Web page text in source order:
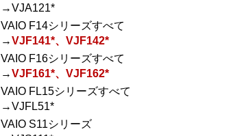
→VJA121*
VAIO F14シリーズすべて
→VJF141*、VJF142*
VAIO F16シリーズすべて
→VJF161*、VJF162*
VAIO FL15シリーズすべて
→VJFL51*
VAIO S11シリーズ